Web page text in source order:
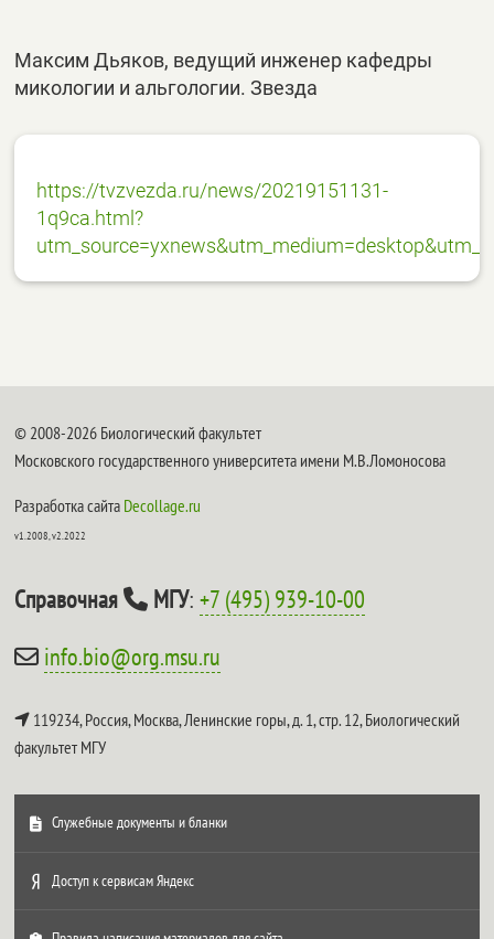
Максим Дьяков, ведущий инженер кафедры
микологии и альгологии. Звезда
https://tvzvezda.ru/news/20219151131-
1q9ca.html?
© 2008-2026 Биологический факультет
Московского государственного университета имени М.В.Ломоносова
Разработка сайта Decollage.ru
v1.2008, v2.2022
Справочная МГУ:+7 (495) 939-10-00
info.bio@org.msu.ru
119234, Россия, Москва, Ленинские горы, д. 1, стр. 12,Биологический
факультет МГУ
Служебные документы и бланки
Доступ к сервисам Яндекс